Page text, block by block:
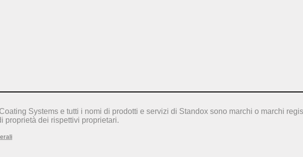
Systems e tutti i nomi di prodotti e servizi di Standox sono marchi o marchi
proprietà dei rispettivi proprietari.